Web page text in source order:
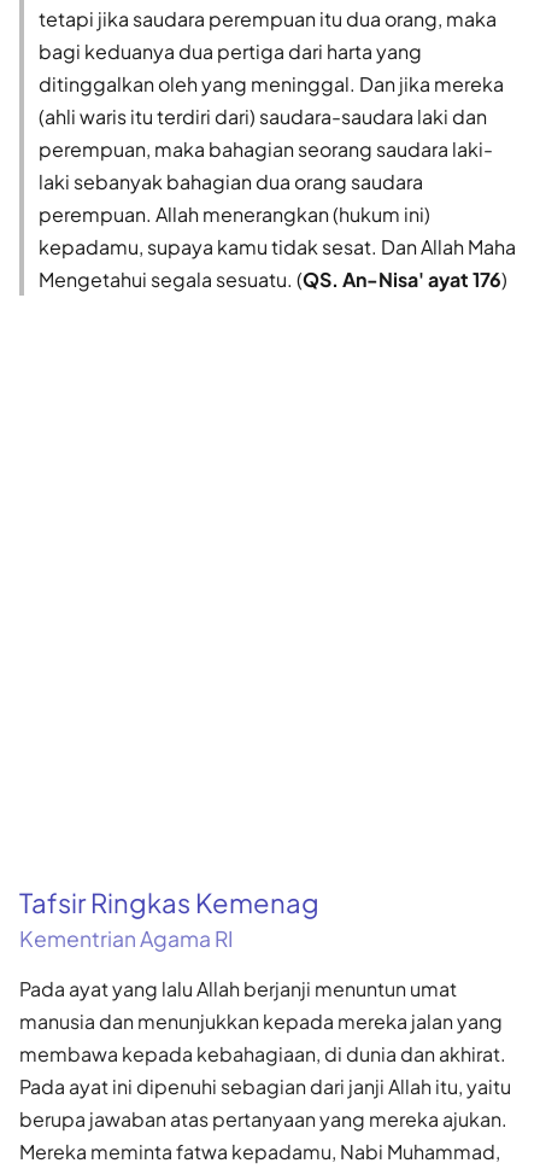
tetapi jika saudara perempuan itu dua orang, maka
bagi keduanya dua pertiga dari harta yang
ditinggalkan oleh yang meninggal. Dan jika mereka
(ahli waris itu terdiri dari) saudara-saudara laki dan
perempuan, maka bahagian seorang saudara laki-
laki sebanyak bahagian dua orang saudara
perempuan. Allah menerangkan (hukum ini)
kepadamu, supaya kamu tidak sesat. Dan Allah Maha
Mengetahui segala sesuatu. (QS. An-Nisa' ayat 176)
Tafsir Ringkas Kemenag
Kementrian Agama RI
Pada ayat yang lalu Allah berjanji menuntun umat
manusia dan menunjukkan kepada mereka jalan yang
membawa kepada kebahagiaan, di dunia dan akhirat.
Pada ayat ini dipenuhi sebagian dari janji Allah itu, yaitu
berupa jawaban atas pertanyaan yang mereka ajukan.
Mereka meminta fatwa kepadamu, Nabi Muhammad,